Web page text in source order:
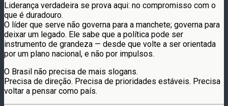
Liderança verdadeira se prova aqui: no compromisso com o
que é duradouro.
O líder que serve não governa para a manchete; governa para
deixar um legado. Ele sabe que a política pode ser
instrumento de grandeza — desde que volte a ser orientada
por um plano nacional, e não por impulsos.
O Brasil não precisa de mais slogans.
Precisa de direção. Precisa de prioridades estáveis. Precisa
voltar a pensar como país.